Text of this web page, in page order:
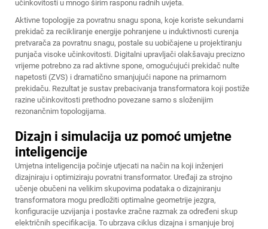
učinkovitosti u mnogo širim rasponu radnih uvjeta.
Aktivne topologije za povratnu snagu spona, koje koriste sekundarni
prekidač za recikliranje energije pohranjene u induktivnosti curenja
pretvarača za povratnu snagu, postale su uobičajene u projektiranju
punjača visoke učinkovitosti. Digitalni upravljači olakšavaju precizno
vrijeme potrebno za rad aktivne spone, omogućujući prekidač nulte
napetosti (ZVS) i dramatično smanjujući napone na primarnom
prekidaču. Rezultat je sustav prebacivanja transformatora koji postiže
razine učinkovitosti prethodno povezane samo s složenijim
rezonančnim topologijama.
Dizajn i simulacija uz pomoć umjetne
inteligencije
Umjetna inteligencija počinje utjecati na način na koji inženjeri
dizajniraju i optimiziraju povratni transformator. Uređaji za strojno
učenje obučeni na velikim skupovima podataka o dizajniranju
transformatora mogu predložiti optimalne geometrije jezgra,
konfiguracije uzvijanja i postavke zračne razmak za određeni skup
električnih specifikacija. To ubrzava ciklus dizajna i smanjuje broj